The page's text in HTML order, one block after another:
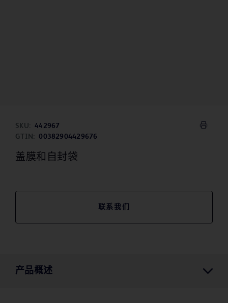
SKU:
442967
GTIN:
00382904429676
盖膜和自封袋
联系我们
产品概述